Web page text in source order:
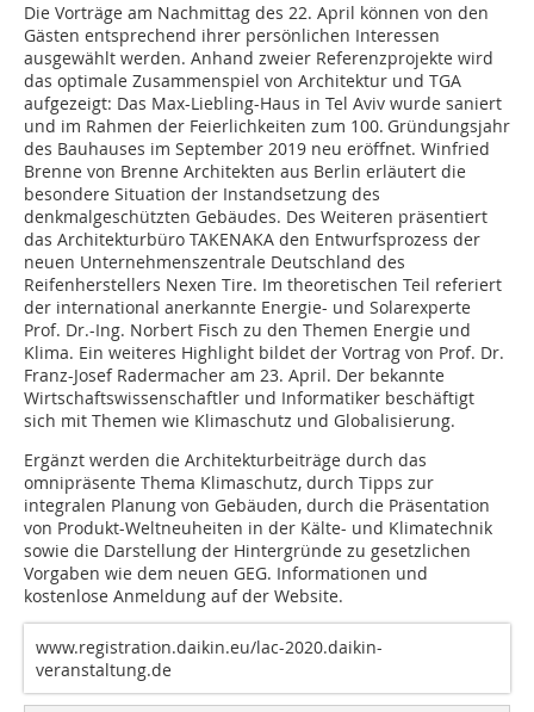
Die Vorträge am Nachmittag des 22. April können von den
Gästen entsprechend ihrer persönlichen Interessen
ausgewählt werden. Anhand zweier Referenzprojekte wird
das optimale Zusammenspiel von Architektur und TGA
aufgezeigt: Das Max-Liebling-Haus in Tel Aviv wurde saniert
und im Rahmen der Feierlichkeiten zum 100. Gründungsjahr
des Bauhauses im September 2019 neu eröffnet. Winfried
Brenne von Brenne Architekten aus Berlin erläutert die
besondere Situation der Instandsetzung des
denkmalgeschützten Gebäudes. Des Weiteren präsentiert
das Architekturbüro TAKENAKA den Entwurfsprozess der
neuen Unternehmenszentrale Deutschland des
Reifenherstellers Nexen Tire. Im theoretischen Teil referiert
der international anerkannte Energie- und Solarexperte
Prof. Dr.-Ing. Norbert Fisch zu den Themen Energie und
Klima. Ein weiteres Highlight bildet der Vortrag von Prof. Dr.
Franz-Josef Radermacher am 23. April. Der bekannte
Wirtschaftswissenschaftler und Informatiker beschäftigt
sich mit Themen wie Klimaschutz und Globalisierung.
Ergänzt werden die Architekturbeiträge durch das
omnipräsente Thema Klimaschutz, durch Tipps zur
integralen Planung von Gebäuden, durch die Präsentation
von Produkt-Weltneuheiten in der Kälte- und Klimatechnik
sowie die Darstellung der Hintergründe zu gesetzlichen
Vorgaben wie dem neuen GEG. Informationen und
kostenlose Anmeldung auf der Website.
www.registration.daikin.eu/lac-2020.daikin-
veranstaltung.de